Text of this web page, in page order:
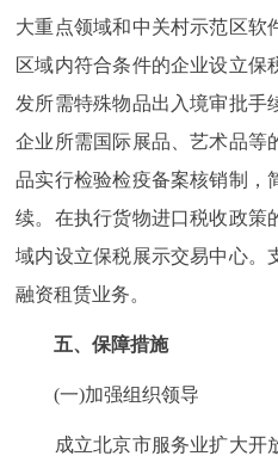
大重点领域和中关村示范区软
区域内符合条件的企业设立保
发所需特殊物品出入境审批手
企业所需国际展品、艺术品等
品实行检验检疫备案核销制，
续。在执行货物进口税收政策
域内设立保税展示交易中心。
融资租赁业务。
五、保障措施
(一)加强组织领导
成立北京市服务业扩大开